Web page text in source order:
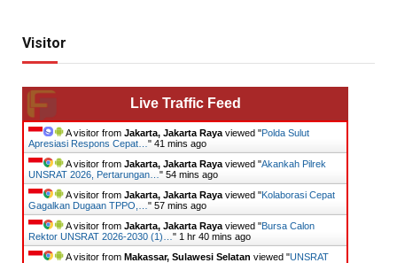
Visitor
Live Traffic Feed
A visitor from Jakarta, Jakarta Raya viewed "Polda Sulut
Apresiasi Respons Cepat… " 41 mins ago
A visitor from Jakarta, Jakarta Raya viewed "Akankah Pilrek
UNSRAT 2026, Pertarungan… " 54 mins ago
A visitor from Jakarta, Jakarta Raya viewed "Kolaborasi Cepat
Gagalkan Dugaan TPPO,… " 57 mins ago
A visitor from Jakarta, Jakarta Raya viewed "Bursa Calon
Rektor UNSRAT 2026-2030 (1)… " 1 hr 40 mins ago
A visitor from Makassar, Sulawesi Selatan viewed "UNSRAT